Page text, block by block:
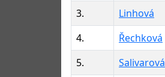
3.
Linhová
4.
Řechková
5.
Salivarová